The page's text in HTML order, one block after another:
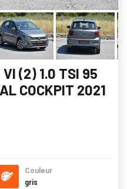
VI (2) 1.0 TSI 95
COCKPIT 2021
Couleur
gris